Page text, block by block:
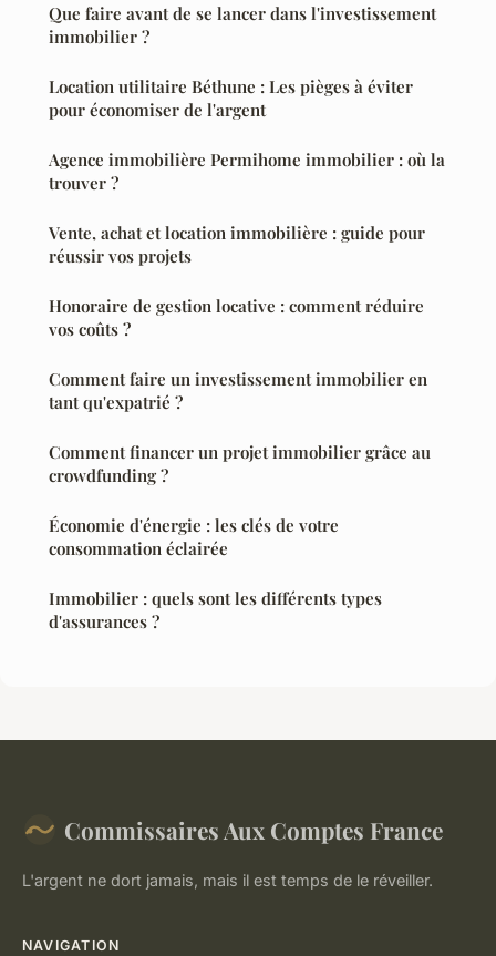
Que faire avant de se lancer dans l'investissement
immobilier ?
Location utilitaire Béthune : Les pièges à éviter
pour économiser de l'argent
Agence immobilière Permihome immobilier : où la
trouver ?
Vente, achat et location immobilière : guide pour
réussir vos projets
Honoraire de gestion locative : comment réduire
vos coûts ?
Comment faire un investissement immobilier en
tant qu'expatrié ?
Comment financer un projet immobilier grâce au
crowdfunding ?
Économie d'énergie : les clés de votre
consommation éclairée
Immobilier : quels sont les différents types
d'assurances ?
Commissaires Aux Comptes France
L'argent ne dort jamais, mais il est temps de le réveiller.
NAVIGATION